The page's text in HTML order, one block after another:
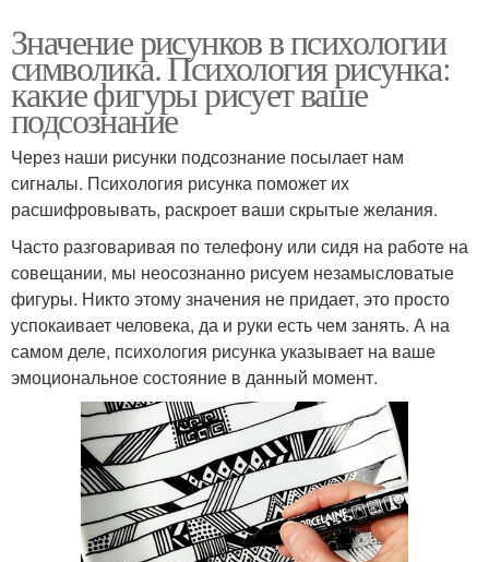
Значение рисунков в психологии
символика. Психология рисунка:
какие фигуры рисует ваше
подсознание
Через наши рисунки подсознание посылает нам
сигналы. Психология рисунка поможет их
расшифровывать, раскроет ваши скрытые желания.
Часто разговаривая по телефону или сидя на работе на
совещании, мы неосознанно рисуем незамысловатые
фигуры. Никто этому значения не придает, это просто
успокаивает человека, да и руки есть чем занять. А на
самом деле, психология рисунка указывает на ваше
эмоциональное состояние в данный момент.